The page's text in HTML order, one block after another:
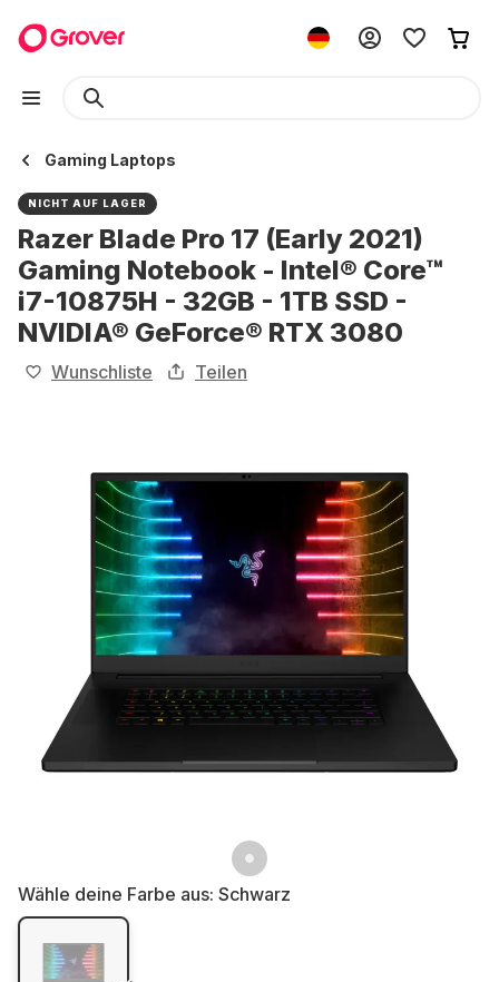
Gaming Laptops
NICHT AUF LAGER
Razer Blade Pro 17 (Early 2021)
Gaming Notebook - Intel® Core™
i7-10875H - 32GB - 1TB SSD -
NVIDIA® GeForce® RTX 3080
Wunschliste Teilen
Wähle deine Farbe aus: Schwarz